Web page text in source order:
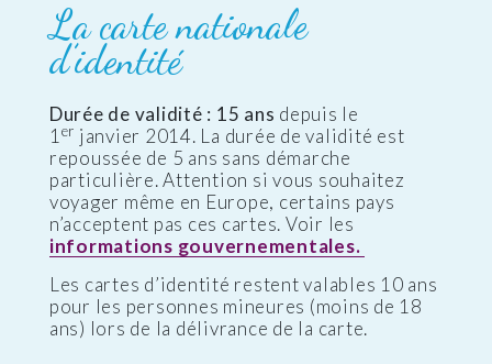
La carte nationale
d’identité
Durée de validité : 15 ans depuis le
1 er janvier 2014. La durée de validité est
repoussée de 5 ans sans démarche
particulière. Attention si vous souhaitez
voyager même en Europe, certains pays
n’acceptent pas ces cartes. Voir les
informations gouvernementales.
Les cartes d’identité restent valables 10 ans
pour les personnes mineures (moins de 18
ans) lors de la délivrance de la carte.